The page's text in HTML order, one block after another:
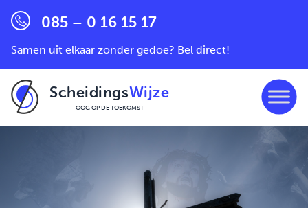
085 – 0 16 15 17
Samen uit elkaar zonder gedoe? Bel direct!
ScheidingsWijze
OOG OP DE TOEKOMST